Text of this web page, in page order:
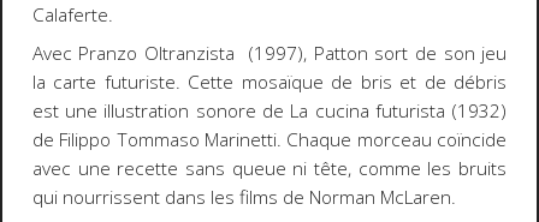
Calaferte.
Avec Pranzo Oltranzista (1997), Patton sort de son jeu
la carte futuriste. Cette mosaïque de bris et de débris
est une illustration sonore de La cucina futurista (1932)
de Filippo Tommaso Marinetti. Chaque morceau coïncide
avec une recette sans queue ni tête, comme les bruits
qui nourrissent dans les films de Norman McLaren.